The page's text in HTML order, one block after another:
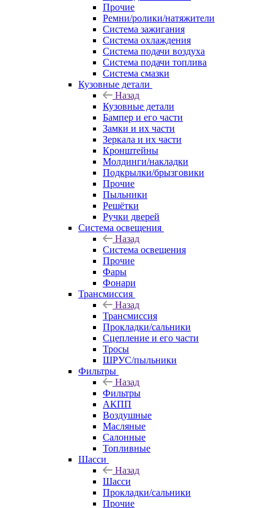
Прочие
Ремни/ролики/натяжители
Система зажигания
Система охлаждения
Система подачи воздуха
Система подачи топлива
Система смазки
Кузовные детали
Назад
Кузовные детали
Бампер и его части
Замки и их части
Зеркала и их части
Кронштейны
Молдинги/накладки
Подкрылки/брызговики
Прочие
Пыльники
Решётки
Ручки дверей
Система освещения
Назад
Система освещения
Прочие
Фары
Фонари
Трансмиссия
Назад
Трансмиссия
Прокладки/сальники
Сцепление и его части
Тросы
ШРУС/пыльники
Фильтры
Назад
Фильтры
АКПП
Воздушные
Масляные
Салонные
Топливные
Шасси
Назад
Шасси
Прокладки/сальники
Прочие